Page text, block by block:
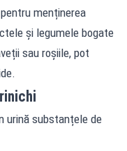
menținerea
și legumele bogate
sau roșiile, pot
urină substanțele de